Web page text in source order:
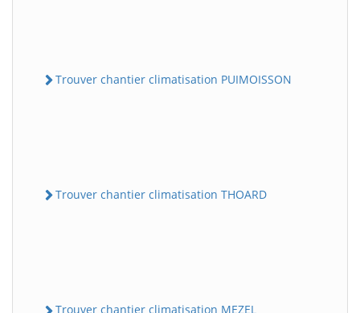
Trouver chantier climatisation PUIMOISSON
Trouver chantier climatisation THOARD
Trouver chantier climatisation MEZEL